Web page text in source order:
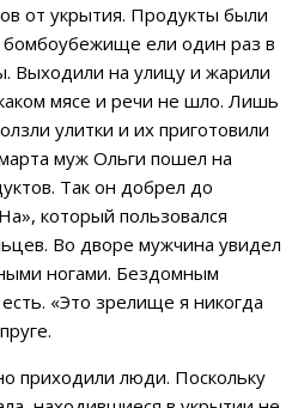
от укрытия. Продукты были
ели один раз в
Выходили на улицу и жарили
мясе и речи не шло. Лишь
улитки и их приготовили
муж Ольги пошел на
Так он добрел до
который пользовался
Во дворе мужчина увидел
ногами. Бездомным
«Это зрелище я никогда
приходили люди. Поскольку